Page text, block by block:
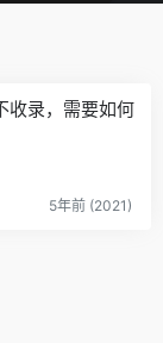
收录，需要如何
5年前 (2021)